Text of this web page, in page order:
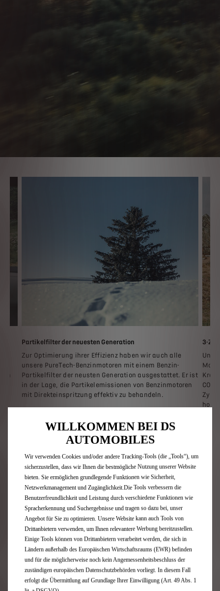
Partikelfilter der neuesten Generation
Zur Optimierung ihrer Effizienz haben wir auch alle
unsere PureTech-Benzinmotoren mit einem Benzin-
Partikelfilter der neusten Generation ausgestattet. Er ist
in der Lage, die Partikelemissionen von Benzinmotoren
mit Direkteinspritzung effektiv zu behandeln.
Starten Ihres Fahrzeugs aktiviert und erreicht bei der
Partikelmenge einen Wirkungsgrad von über 75 %.
3-
BLUEHDI
Effizienz & Fahrvergnügen,
geschickt kombiniert
Die BlueHDi-Technologie wird bei unserer Palette an
WILLKOMMEN BEI DS
AUTOMOBILES
Wir verwenden Cookies und/oder andere Tracking-Tools (die „Tools“), um
sicherzustellen, dass wir Ihnen die bestmögliche Nutzung unserer Website
bieten. Sie ermöglichen grundlegende Funktionen wie Sicherheit,
Netzwerkmanagement und Zugänglichkeit.Die Tools verbessern die
Benutzerfreundlichkeit und Leistung durch verschiedene Funktionen wie
Spracherkennung und Suchergebnisse und tragen so dazu bei, unser
Angebot für Sie zu optimieren. Unsere Website kann auch Tools von
Drittanbietern verwenden, um Ihnen relevantere Werbung bereitzustellen.
Einige Tools können von Drittanbietern verarbeitet werden, die sich in
Ländern außerhalb des Europäischen Wirtschaftsraums (EWR) befinden
und für die möglicherweise noch kein Angemessenheitsbeschluss der
zuständigen europäischen Datenschutzbehörden vorliegt. In diesem Fall
erfolgt die Übermittlung auf Grundlage Ihrer Einwilligung (Art. 49 Abs. 1